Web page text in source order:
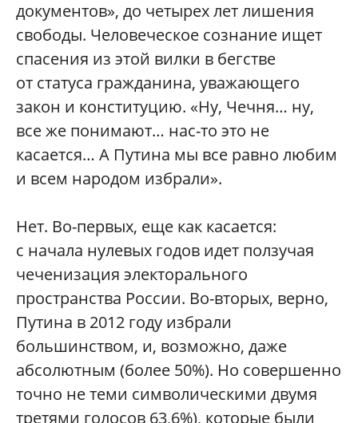
документов», до четырех лет лишения
свободы. Человеческое сознание ищет
спасения из этой вилки в бегстве
от статуса гражданина, уважающего
закон и конституцию. «Ну, Чечня… ну,
все же понимают… нас-то это не
касается… А Путина мы все равно любим
и всем народом избрали».
Нет. Во-первых, еще как касается:
с начала нулевых годов идет ползучая
чеченизация электорального
пространства России. Во-вторых, верно,
Путина в 2012 году избрали
большинством, и, возможно, даже
абсолютным (более 50%). Но совершенно
точно не теми символическими двумя
третями голосов 63,6%), которые были